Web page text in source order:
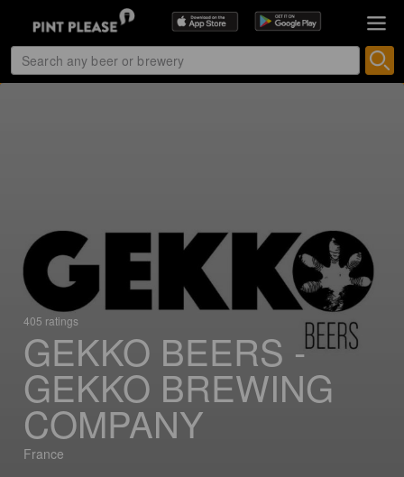
405 ratings
GEKKO BEERS -
GEKKO BREWING
COMPANY
France